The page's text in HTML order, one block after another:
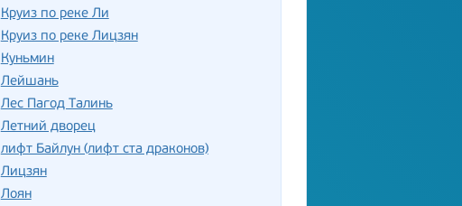
Круиз по реке Ли
Круиз по реке Лицзян
Куньмин
Лейшань
Лес Пагод Талинь
Летний дворец
лифт Байлун (лифт ста драконов)
Лицзян
Лоян